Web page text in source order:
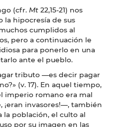
(cfr. Mt 22,15-21) nos
la hipocresía de sus
cumplidos al
pero a continuación le
para ponerlo en una
ante el pueblo.
tributo —es decir pagar
(v. 17). En aquel tiempo,
imperio romano era mal
invasores!—, también
la población, el culto al
por su imagen en las